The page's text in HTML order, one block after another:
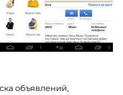
объявлений,